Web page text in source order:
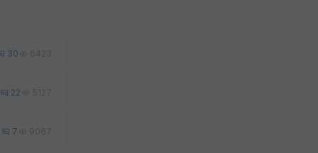
30 6423
22 5127
7 9067